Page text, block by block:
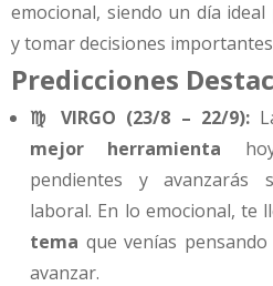
emocional, siendo un día
y tomar decisiones
Predicciones
♍ VIRGO (23/8 – 22/9):
mejor herramienta
pendientes y avanzarás
laboral. En lo emocional, te
tema que venías
avanzar.